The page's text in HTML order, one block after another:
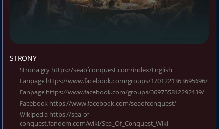
STRONY
Strona gry https://seaofconquest.com/index/English
Fanpage https://www.facebook.com/groups/1701221363695696/
Fanpage https://www.facebook.com/groups/369755812292139/
Facebook https://www.facebook.com/seaofconquest/
Wikipedia https://sea-of-
conquest.fandom.com/wiki/Sea_Of_Conquest_Wiki